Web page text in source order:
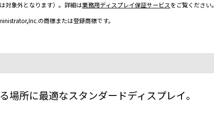
対象外となります）。詳細は業務用ディスプレイ保証サービスをご覧ください。
の商標または登録商標です。
所に最適なスタンダードディスプレイ。